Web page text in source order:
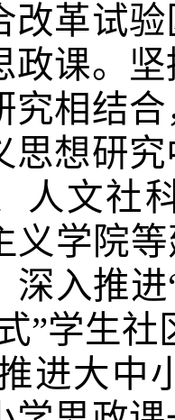
改革试
政课。
究相结
思想研
人文社
义学院
深入推
”学生
进大中